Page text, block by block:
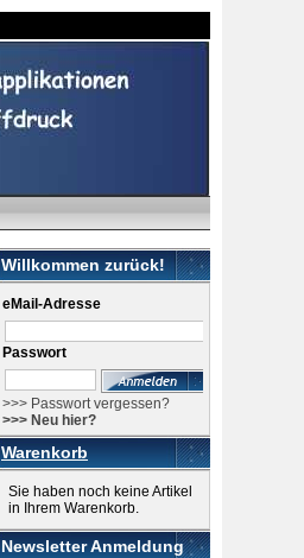
Willkommen zurück!
eMail-Adresse
Passwort
>>> Passwort vergessen?
>>> Neu hier?
Warenkorb
Sie haben noch keine Artikel
in Ihrem Warenkorb.
Newsletter Anmeldung